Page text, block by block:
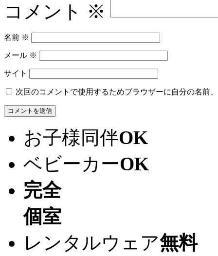
コメント ※
名前 ※
メール ※
サイト
次回のコメントで使用するためブラウザーに自分の名前
お子様同伴OK
ベビーカーOK
完全
個室
レンタルウェア無料